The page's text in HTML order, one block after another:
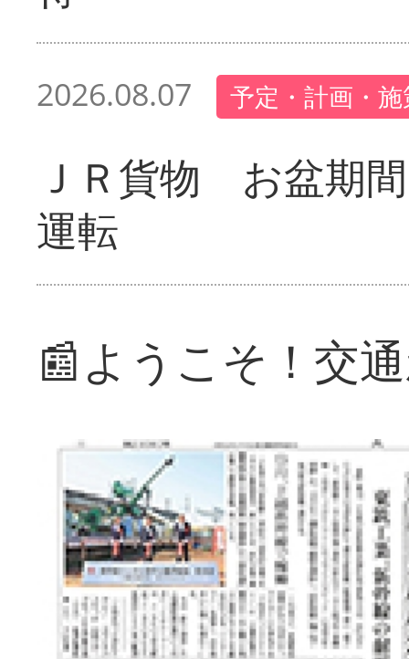
2026.08.07 予定・計画・
ＪＲ貨物 お盆期
運転
📰ようこそ！交